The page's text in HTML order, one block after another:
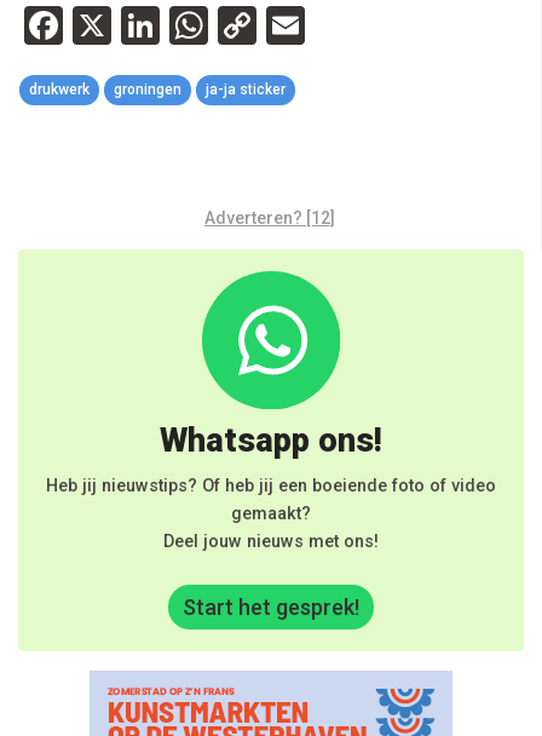
Facebook
X LinkedIn
WhatsApp
Copy
Link
drukwerk groningen ja-ja sticker
Adverteren? [12]
Whatsapp ons!
Heb jij nieuwstips? Of heb jij een boeiende foto of video
gemaakt?
Deel jouw nieuws met ons!
Start het gesprek!